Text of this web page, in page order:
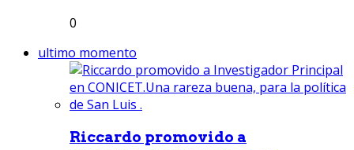
0
ultimo momento
Riccardo promovido a